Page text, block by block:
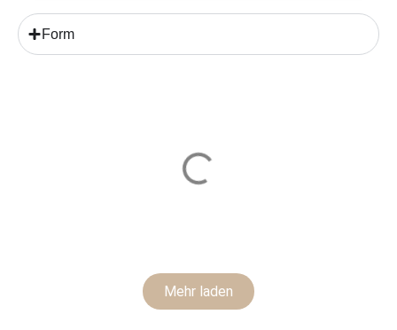
Form
Mehr laden